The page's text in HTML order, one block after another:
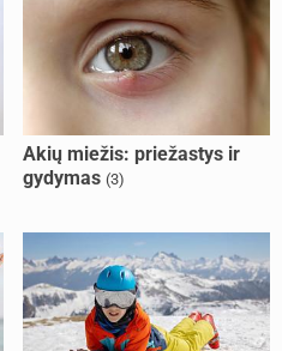
Akių miežis: priežastys ir
gydymas (3)